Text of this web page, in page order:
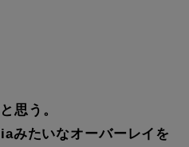
思う。
みたいなオーバーレイを